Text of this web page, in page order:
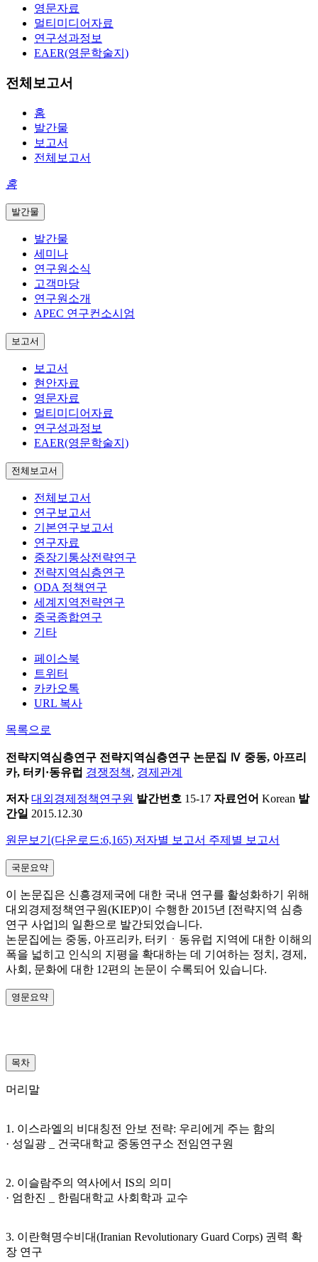
영문자료
멀티미디어자료
연구성과정보
EAER(영문학술지)
전체보고서
홈
발간물
보고서
전체보고서
홈
발간물
발간물
세미나
연구원소식
고객마당
연구원소개
APEC 연구컨소시엄
보고서
보고서
현안자료
영문자료
멀티미디어자료
연구성과정보
EAER(영문학술지)
전체보고서
전체보고서
연구보고서
기본연구보고서
연구자료
중장기통상전략연구
전략지역심층연구
ODA 정책연구
세계지역전략연구
중국종합연구
기타
페이스북
트위터
카카오톡
URL 복사
목록으로
전략지역심층연구 전략지역심층연구 논문집 Ⅳ 중동, 아프리
카, 터키·동유럽 경쟁정책, 경제관계
저자 대외경제정책연구원 발간번호 15-17 자료언어 Korean 발
간일 2015.12.30
원문보기(다운로드:6,165) 저자별 보고서 주제별 보고서
국문요약
이 논문집은 신흥경제국에 대한 국내 연구를 활성화하기 위해
대외경제정책연구원(KIEP)이 수행한 2015년 [전략지역 심층
연구 사업]의 일환으로 발간되었습니다.
논문집에는 중동, 아프리카, 터키ㆍ동유럽 지역에 대한 이해의
폭을 넓히고 인식의 지평을 확대하는 데 기여하는 정치, 경제,
사회, 문화에 대한 12편의 논문이 수록되어 있습니다.
영문요약
목차
머리말
1. 이스라엘의 비대칭전 안보 전략: 우리에게 주는 함의
· 성일광 _ 건국대학교 중동연구소 전임연구원
2. 이슬람주의 역사에서 IS의 의미
· 엄한진 _ 한림대학교 사회학과 교수
3. 이란혁명수비대(Iranian Revolutionary Guard Corps) 권력 확
장 연구